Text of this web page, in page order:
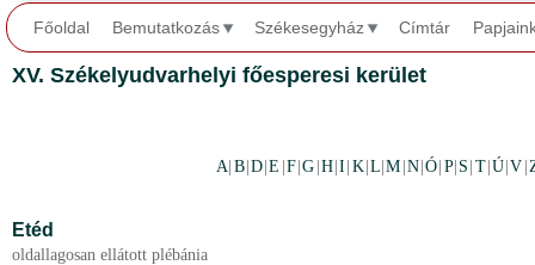
Főoldal Bemutatkozás Székesegyház Címtár
XV. Székelyudvarhelyi főesperesi kerület
A B |D |E F |G H |I K L |M N |Ó P| S T Ú |V
Etéd
oldallagosan ellátott plébánia